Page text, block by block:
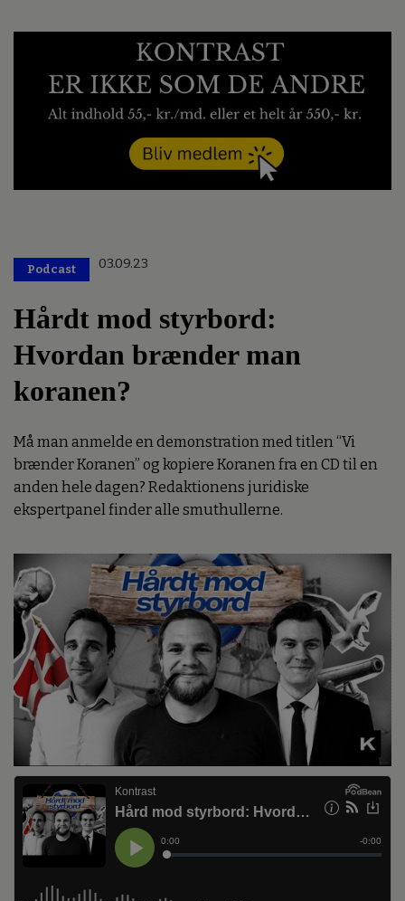
Podcast 03.09.23
Hårdt mod styrbord:
Hvordan brænder man
koranen?
Må man anmelde en demonstration med titlen “Vi
brænder Koranen” og kopiere Koranen fra en CD til en
anden hele dagen? Redaktionens juridiske
ekspertpanel finder alle smuthullerne.